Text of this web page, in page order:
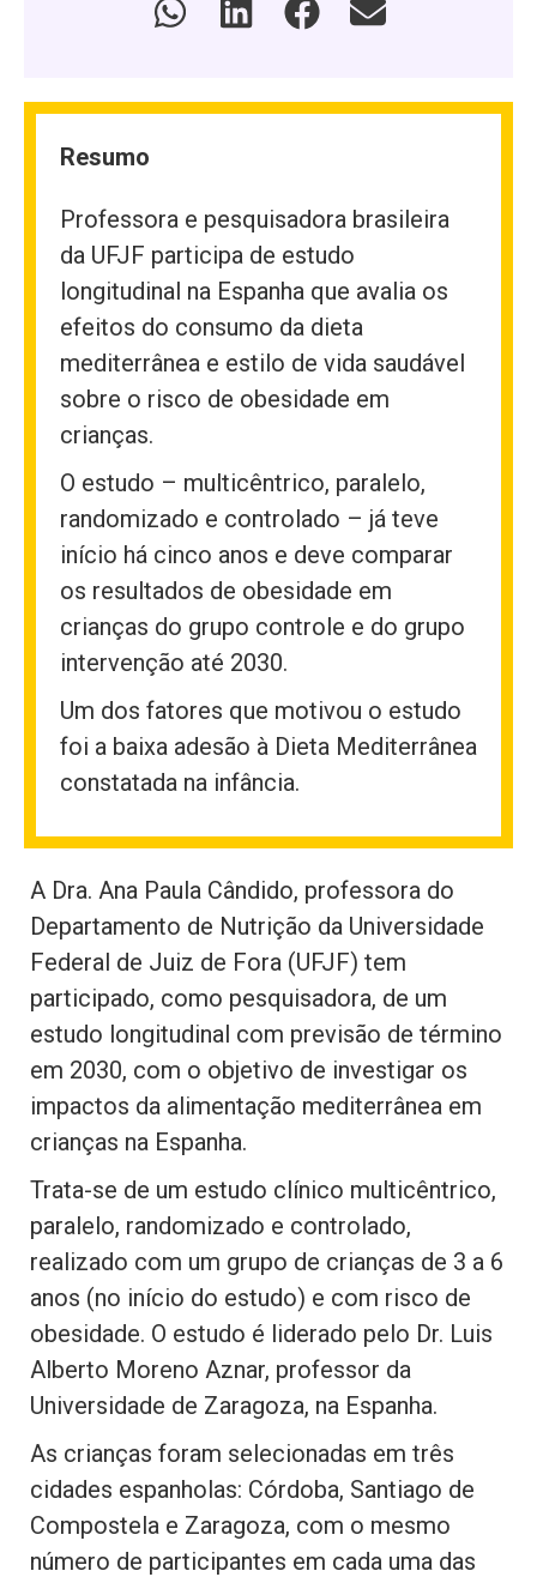
Resumo
Professora e pesquisadora brasileira
da UFJF participa de estudo
longitudinal na Espanha que avalia os
efeitos do consumo da dieta
mediterrânea e estilo de vida saudável
sobre o risco de obesidade em
crianças.
O estudo – multicêntrico, paralelo,
randomizado e controlado – já teve
início há cinco anos e deve comparar
os resultados de obesidade em
crianças do grupo controle e do grupo
intervenção até 2030.
Um dos fatores que motivou o estudo
foi a baixa adesão à Dieta Mediterrânea
constatada na infância.
A Dra. Ana Paula Cândido, professora do
Departamento de Nutrição da Universidade
Federal de Juiz de Fora (UFJF) tem
participado, como pesquisadora, de um
estudo longitudinal com previsão de término
em 2030, com o objetivo de investigar os
impactos da alimentação mediterrânea em
crianças na Espanha.
Trata-se de um estudo clínico multicêntrico,
paralelo, randomizado e controlado,
realizado com um grupo de crianças de 3 a 6
anos (no início do estudo) e com risco de
obesidade. O estudo é liderado pelo Dr. Luis
Alberto Moreno Aznar, professor da
Universidade de Zaragoza, na Espanha.
As crianças foram selecionadas em três
cidades espanholas: Córdoba, Santiago de
Compostela e Zaragoza, com o mesmo
número de participantes em cada uma das